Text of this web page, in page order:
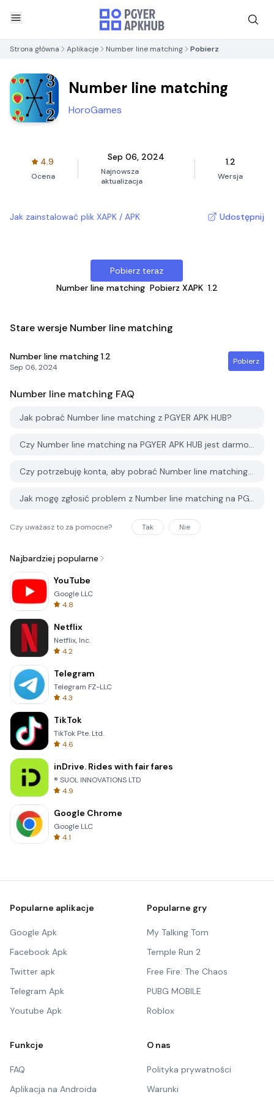
Strona główna Aplikacje Number line matching Pobierz
Number line matching
HoroGames
4.9
Ocena
Sep 06, 2024
Najnowsza
aktualizacja
1.2
Wersja
Jak zainstalować plik XAPK / APK Udostępnij
Pobierz teraz
Number line matching Pobierz XAPK 1.2
Stare wersje Number line matching
Number line matching 1.2
Sep 06, 2024
Pobierz
Number line matching FAQ
Jak pobrać Number line matching z PGYER APK HUB?
Czy Number line matching na PGYER APK HUB jest darmowy do pobrania?
Czy potrzebuję konta, aby pobrać Number line matching z PGYER APK HUB?
Jak mogę zgłosić problem z Number line matching na PGYER APK HUB?
Czy uważasz to za pomocne? Tak Nie
Najbardziej popularne
YouTube
Google LLC
4.8
Netflix
Netflix, Inc.
4.2
Telegram
Telegram FZ-LLC
4.3
TikTok
TikTok Pte. Ltd.
4.6
inDrive. Rides with fair fares
® SUOL INNOVATIONS LTD
4.9
Google Chrome
Google LLC
4.1
Popularne aplikacje
Google Apk
Facebook Apk
Twitter apk
Telegram Apk
Youtube Apk
Popularne gry
My Talking Tom
Temple Run 2
Free Fire: The Chaos
PUBG MOBILE
Roblox
Funkcje
FAQ
Aplikacja na Androida
O nas
Polityka prywatności
Warunki